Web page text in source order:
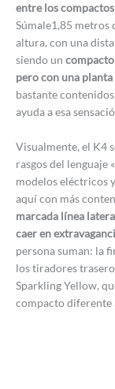
entre los
Súmale1,85 metros
altura, con una
siendo un
pero con una planta
bastante
ayuda a esa
Visualmente, el K4
rasgos del lenguaje
modelos eléctricos
aquí con más
marcada línea
caer en
persona suman: la
los tiradores
Sparkling Yellow,
compacto diferente